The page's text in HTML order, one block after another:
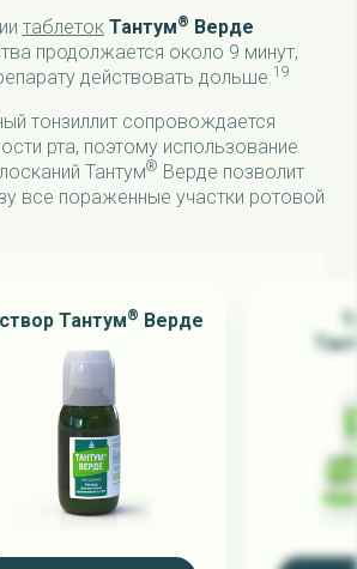
таблеток Тантум® Верде
продолжается около 9 минут,
действовать дольше.19
тонзиллит сопровождается
рта, поэтому использование
Тантум® Верде позволит
все пораженные участки ротовой
Тантум® Верде